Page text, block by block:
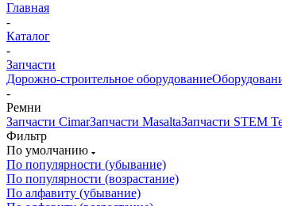
Главная
-
Каталог
-
Запчасти
Дорожно-строительное оборудование
-
Ремни
Запчасти CimarЗапчасти MasaltaЗапчасти STEM
Фильтр
По умолчанию
По популярности (убывание)
По популярности (возрастание)
По алфавиту (убывание)